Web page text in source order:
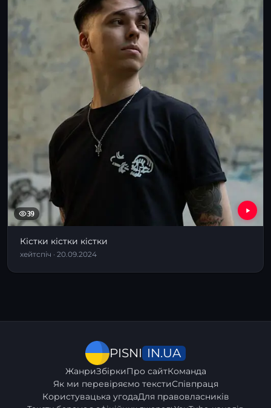
39
Кістки кістки кістки
хейтспіч · 20.09.2024
PISNI IN.UA
ЖанриЗбіркиПро сайтКоманда
Як ми перевіряємо текстиСпівпраця
Користувацька угодаДля правовласників